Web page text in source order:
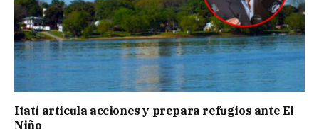
Itatí articula acciones y prepara refugios ante El
Niño